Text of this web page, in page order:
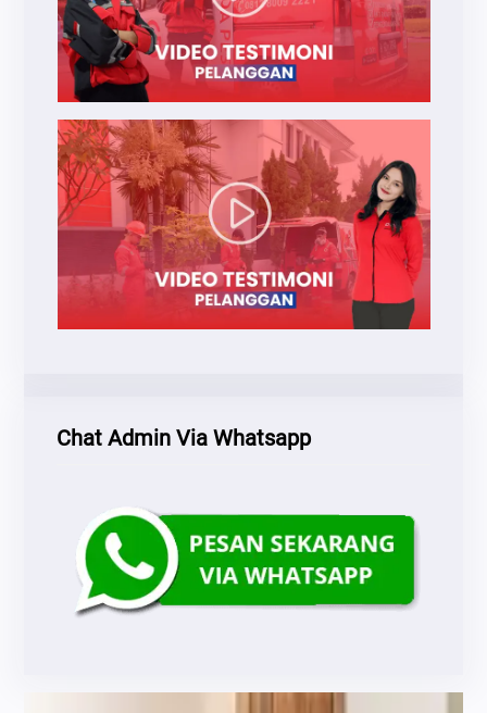
Chat Admin Via Whatsapp